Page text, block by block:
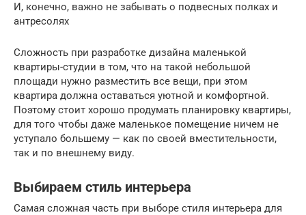
И, конечно, важно не забывать о подвесных полках и
антресолях
Сложность при разработке дизайна маленькой
квартиры-студии в том, что на такой небольшой
площади нужно разместить все вещи, при этом
квартира должна оставаться уютной и комфортной.
Поэтому стоит хорошо продумать планировку квартиры,
для того чтобы даже маленькое помещение ничем не
уступало большему — как по своей вместительности,
так и по внешнему виду.
Выбираем стиль интерьера
Самая сложная часть при выборе стиля интерьера для